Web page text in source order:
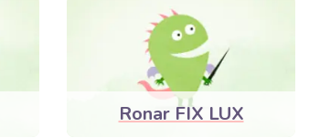
Ronar FIX LUX